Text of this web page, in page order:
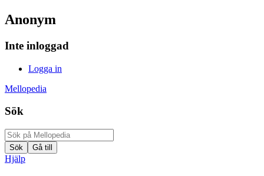
Anonym
Inte inloggad
Logga in
Mellopedia
Sök
Hjälp